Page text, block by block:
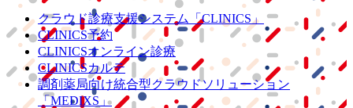
クラウド診療支援システム
「CLINICS」
CLINICS予約
CLINICSオンライン診療
CLINICSカルテ
調剤薬局向け統合型クラウドソリューション
「MEDIXS」